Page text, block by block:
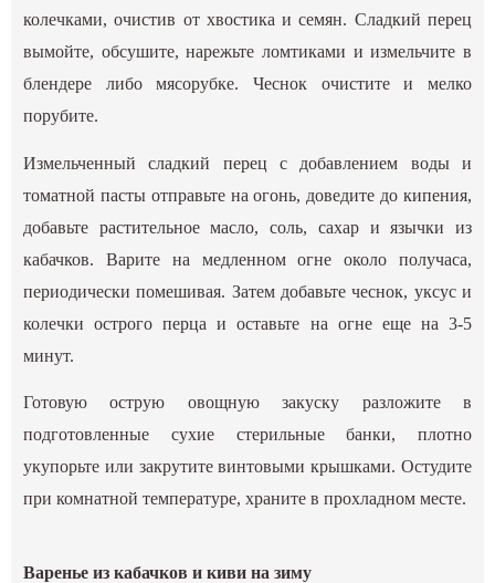
колечками, очистив от хвостика и семян. Сладкий перец
вымойте, обсушите, нарежьте ломтиками и измельчите в
блендере либо мясорубке. Чеснок очистите и мелко
порубите.
Измельченный сладкий перец с добавлением воды и
томатной пасты отправьте на огонь, доведите до кипения,
добавьте растительное масло, соль, сахар и язычки из
кабачков. Варите на медленном огне около получаса,
периодически помешивая. Затем добавьте чеснок, уксус и
колечки острого перца и оставьте на огне еще на 3-5
минут.
Готовую острую овощную закуску разложите в
подготовленные сухие стерильные банки, плотно
укупорьте или закрутите винтовыми крышками. Остудите
при комнатной температуре, храните в прохладном месте.
Варенье из кабачков и киви на зиму